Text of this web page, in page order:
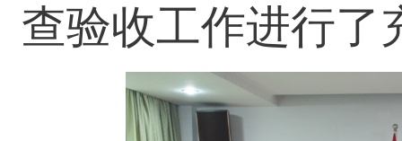
查验收工作进行了